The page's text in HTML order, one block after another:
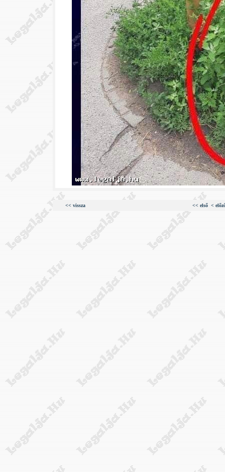
<< vissza << első <